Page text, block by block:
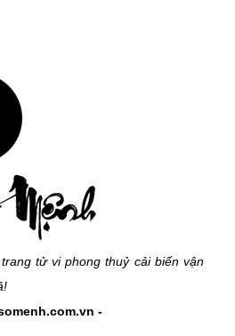
tử vi phong thuỷ cải biến vận
-